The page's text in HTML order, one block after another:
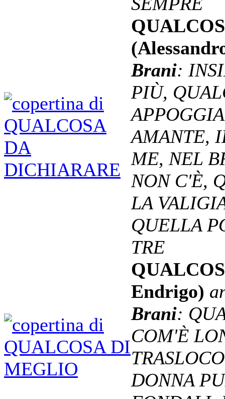
Brani:
PIÙ,
AMANTE,
ME, NEL
NON C'È,
LA
QUELLA
TRE
Endrigo)
Brani:
COM'È
DONNA